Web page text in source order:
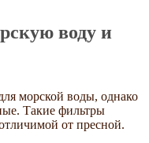
воду и
морской воды, однако
Такие фильтры
от пресной.